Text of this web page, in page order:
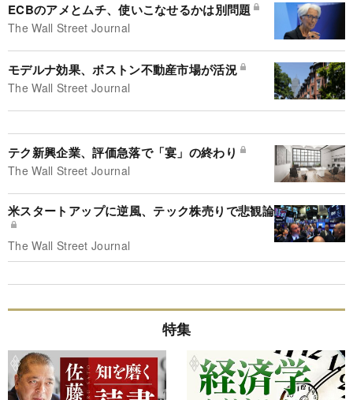
ECBのアメとムチ、使いこなせるかは別問題
The Wall Street Journal
モデルナ効果、ボストン不動産市場が活況
The Wall Street Journal
テク新興企業、評価急落で「宴」の終わり
The Wall Street Journal
米スタートアップに逆風、テック株売りで悲観論
The Wall Street Journal
特集